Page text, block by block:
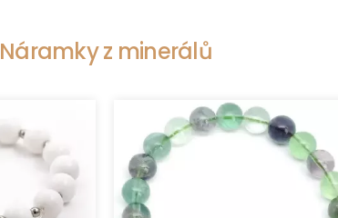
Náramky z minerálů